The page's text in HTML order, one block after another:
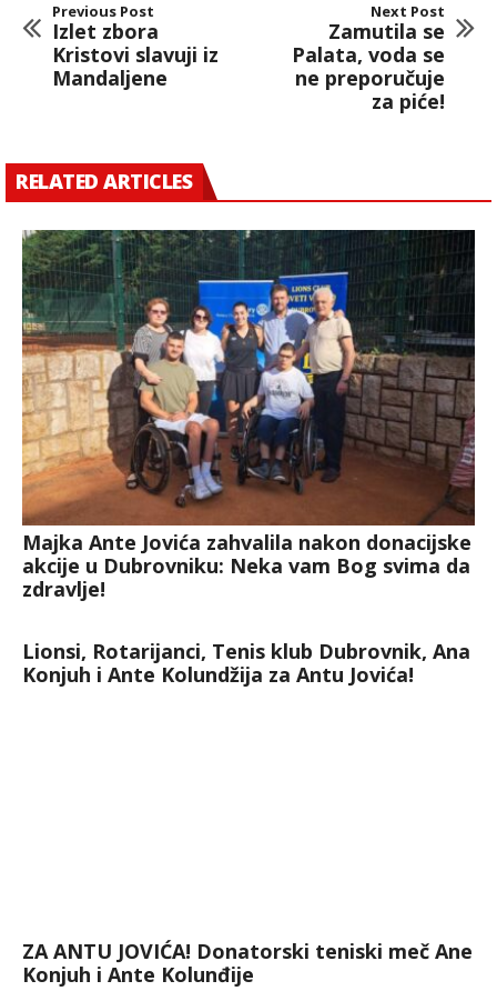
Previous Post
Izlet zbora
Kristovi slavuji iz
Mandaljene
Next Post
Zamutila se
Palata, voda se
ne preporučuje
za piće!
RELATED ARTICLES
Majka Ante Jovića zahvalila nakon donacijske
akcije u Dubrovniku: Neka vam Bog svima da
zdravlje!
Lionsi, Rotarijanci, Tenis klub Dubrovnik, Ana
Konjuh i Ante Kolundžija za Antu Jovića!
ZA ANTU JOVIĆA! Donatorski teniski meč Ane
Konjuh i Ante Kolunđije